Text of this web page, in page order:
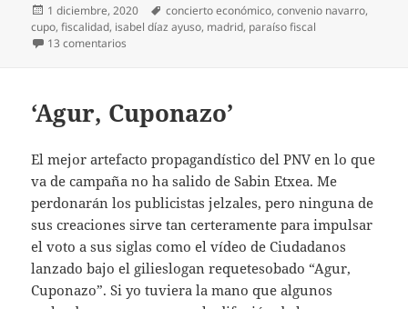
Publicado
el
1 diciembre, 2020 Etiquetas
concierto económico,convenio navarro,
cupo,fiscalidad, isabel díaz ayuso, madrid, paraíso fiscal
13 comentarios
‘Agur, Cuponazo’
El mejor artefacto propagandístico del PNV en lo que
va de campaña no ha salido de Sabin Etxea. Me
perdonarán los publicistas jelzales, pero ninguna de
sus creaciones sirve tan certeramente para impulsar
el voto a sus siglas como el vídeo de Ciudadanos
lanzado bajo el gilieslogan requetesobado “Agur,
Cuponazo”. Si yo tuviera la mano que algunos